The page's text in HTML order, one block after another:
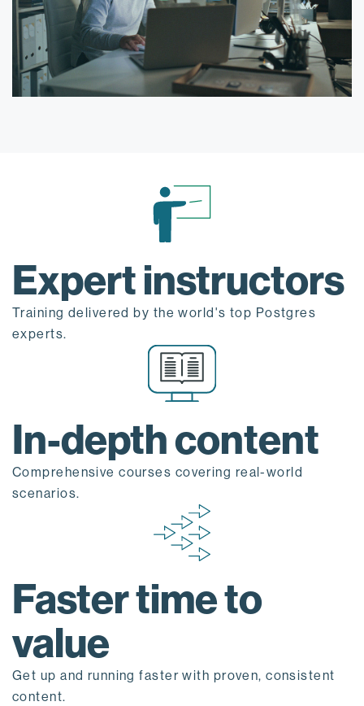
Expert instructors
Training delivered by the world's top Postgres
experts.
In-depth content
Comprehensive courses covering real-world
scenarios.
Faster time to
value
Get up and running faster with proven, consistent
content.